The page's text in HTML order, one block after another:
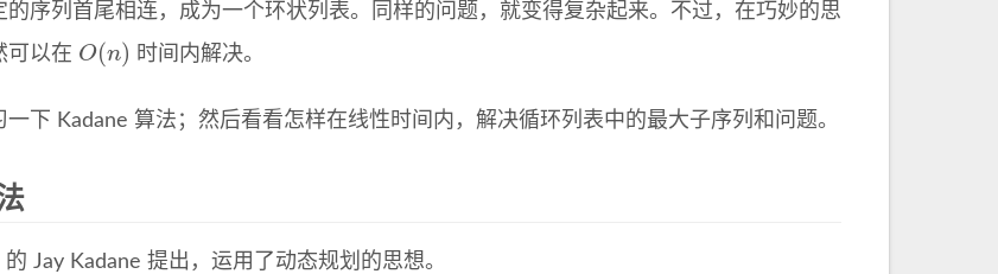
的序列首尾相连，成为一个环状列表。同样的问题，就变得复杂起来。不过，在巧妙的思
可以在
O( )
时间内解决。
一下 Kadane 算法；然后看看怎样在线性时间内，解决循环列表中的最大子序列和问题。
Jay Kadane 提出，运用了动态规划的思想。